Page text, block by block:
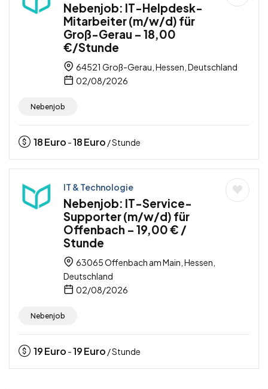
Nebenjob: IT-Helpdesk-
Mitarbeiter (m/w/d) für
Groß-Gerau – 18,00
€/Stunde
64521 Groß-Gerau, Hessen, Deutschland
02/08/2026
Nebenjob
18Euro -18Euro / Stunde
IT & Technologie
Nebenjob: IT-Service-
Supporter (m/w/d) für
Offenbach – 19,00 € /
Stunde
63065 Offenbach am Main, Hessen,
Deutschland
02/08/2026
Nebenjob
19Euro -19Euro / Stunde